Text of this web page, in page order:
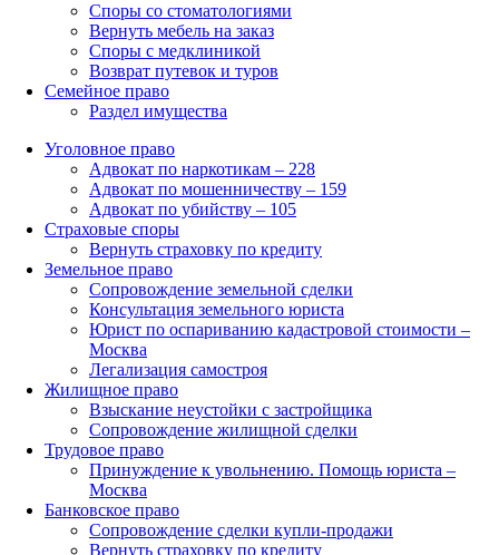
Споры со стоматологиями
Вернуть мебель на заказ
Споры с медклиникой
Возврат путевок и туров
Семейное право
Раздел имущества
Уголовное право
Адвокат по наркотикам – 228
Адвокат по мошенничеству – 159
Адвокат по убийству – 105
Страховые споры
Вернуть страховку по кредиту
Земельное право
Сопровождение земельной сделки
Консультация земельного юриста
Юрист по оспариванию кадастровой стоимости –
Москва
Легализация самостроя
Жилищное право
Взыскание неустойки с застройщика
Сопровождение жилищной сделки
Трудовое право
Принуждение к увольнению. Помощь юриста –
Москва
Банковское право
Сопровождение сделки купли-продажи
Вернуть страховку по кредиту